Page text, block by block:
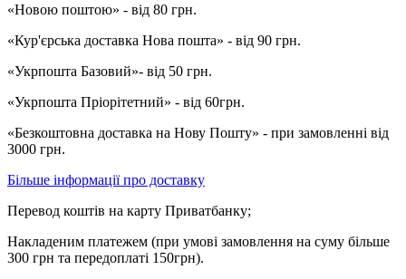
«Новою поштою» - від 80 грн.
«Кур'єрська доставка Нова пошта» - від 90 грн.
«Укрпошта Базовий»- від 50 грн.
«Укрпошта Пріорітетний» - від 60грн.
«Безкоштовна доставка на Нову Пошту» - при замовленні від
3000 грн.
Більше інформації про доставку
Перевод коштів на карту Приватбанку;
Накладеним платежем (при умові замовлення на суму більше
300 грн та передоплаті 150грн).